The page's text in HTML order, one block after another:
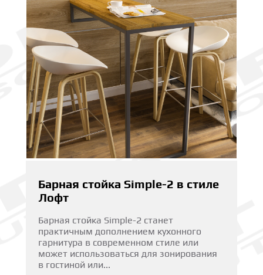
Барная стойка Simple-2 в стиле
Лофт
Барная стойка Simple-2 станет
практичным дополнением кухонного
гарнитура в современном стиле или
может использоваться для зонирования
в гостиной или...